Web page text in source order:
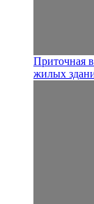
Приточная
жилых